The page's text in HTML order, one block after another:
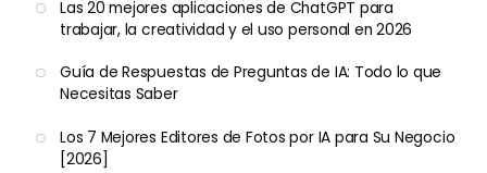
Las 20 mejores aplicaciones de ChatGPT para
trabajar, la creatividad y el uso personal en 2026
Guía de Respuestas de Preguntas de IA: Todo lo que
Necesitas Saber
Los 7 Mejores Editores de Fotos por IA para Su Negocio
[2026]